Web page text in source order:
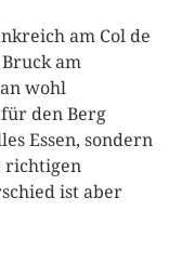
am Col de
am
wohl
den Berg
Essen, sondern
richtigen
ist aber